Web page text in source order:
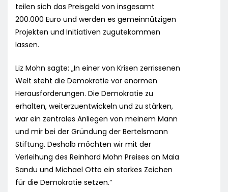
teilen sich das Preisgeld von insgesamt
200.000 Euro und werden es gemeinnützigen
Projekten und Initiativen zugutekommen
lassen.
Liz Mohn sagte: „In einer von Krisen zerrissenen
Welt steht die Demokratie vor enormen
Herausforderungen. Die Demokratie zu
erhalten, weiterzuentwickeln und zu stärken,
war ein zentrales Anliegen von meinem Mann
und mir bei der Gründung der Bertelsmann
Stiftung. Deshalb möchten wir mit der
Verleihung des Reinhard Mohn Preises an Maia
Sandu und Michael Otto ein starkes Zeichen
für die Demokratie setzen.“